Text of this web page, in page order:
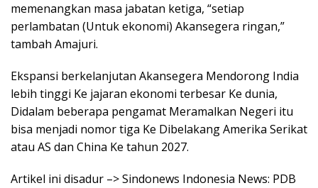
memenangkan masa jabatan ketiga, “setiap
perlambatan (Untuk ekonomi) Akansegera ringan,”
tambah Amajuri.
Ekspansi berkelanjutan Akansegera Mendorong India
lebih tinggi Ke jajaran ekonomi terbesar Ke dunia,
Didalam beberapa pengamat Meramalkan Negeri itu
bisa menjadi nomor tiga Ke Dibelakang Amerika Serikat
atau AS dan China Ke tahun 2027.
Artikel ini disadur –> Sindonews Indonesia News: PDB